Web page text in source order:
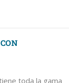
toda la gama